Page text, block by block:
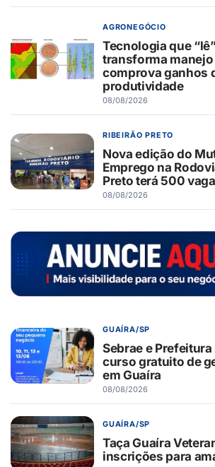
AGRONEGÓCIO
Tecnologia que
transforma
comprova ganhos
produtividade
08/08/2026
RIBEIRÃO PRETO
Nova edição do
Emprego na
Preto terá 500
08/08/2026
GUAÍRA/SP
Sebrae e
curso gratuito de
em Guaíra
08/08/2026
GUAÍRA/SP
Taça Guaíra
inscrições para